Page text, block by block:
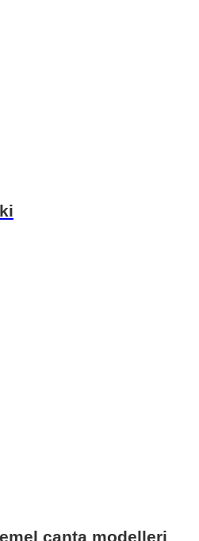
çanta modelleri